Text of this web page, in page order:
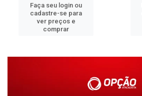
Faça seu login ou
cadastre-se para
ver preços e
comprar